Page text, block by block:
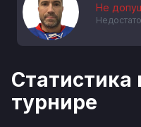
Не
Статистика
турнире